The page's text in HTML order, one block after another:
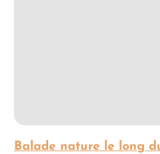
Balade nature le long